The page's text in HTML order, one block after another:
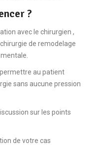
?
avec le chirurgien ,
de remodelage
permettre au patient
sans aucune pression
sur les points
de votre cas